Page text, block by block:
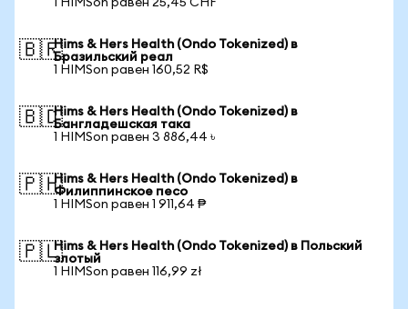
1 HIMSon равен 25,45 CHF
🇧🇷Hims & Hers Health (Ondo Tokenized) в
Бразильский реал
1 HIMSon равен 160,52 R$
🇧🇩Hims & Hers Health (Ondo Tokenized) в
Бангладешская така
1 HIMSon равен 3 886,44 ৳
🇵🇭Hims & Hers Health (Ondo Tokenized) в
Филиппинское песо
1 HIMSon равен 1 911,64 ₱
🇵🇱Hims & Hers Health (Ondo Tokenized) в Польский
злотый
1 HIMSon равен 116,99 zł